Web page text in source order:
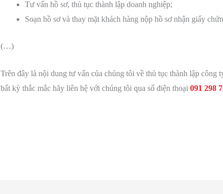
Tư vấn hồ sơ, thủ tục thành lập doanh nghiệp;
Soạn hồ sơ và thay mặt khách hàng nộp hồ sơ nhận giấy
(…)
Trên đây là nội dung tư vấn của chúng tôi về thủ tục thành lập công
bất kỳ thắc mắc hãy liên hệ với chúng tôi qua số điện thoại 091 298